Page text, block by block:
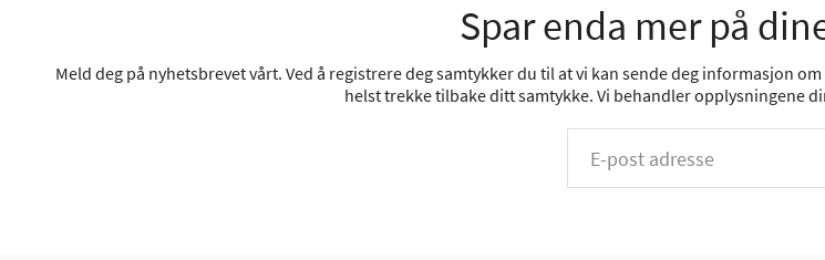
Spar enda mer på
Meld deg på nyhetsbrevet vårt. Ved å registrere deg samtykker du til at vi kan sende deg informasjon
helst trekke tilbake ditt samtykke. Vi behandler opplysningene